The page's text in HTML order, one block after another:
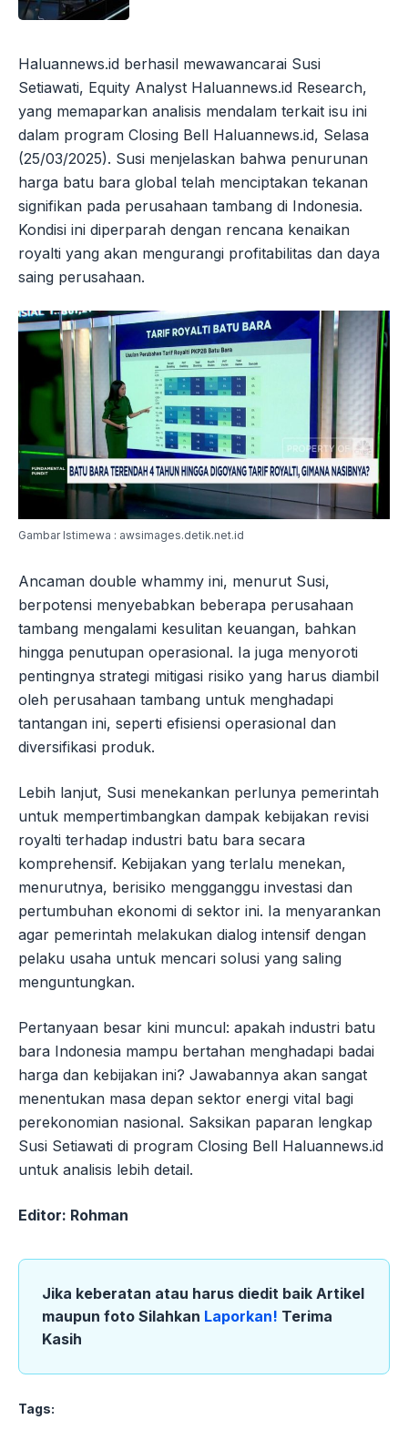
Haluannews.id berhasil mewawancarai Susi
Setiawati, Equity Analyst Haluannews.id Research,
yang memaparkan analisis mendalam terkait isu ini
dalam program Closing Bell Haluannews.id, Selasa
(25/03/2025). Susi menjelaskan bahwa penurunan
harga batu bara global telah menciptakan tekanan
signifikan pada perusahaan tambang di Indonesia.
Kondisi ini diperparah dengan rencana kenaikan
royalti yang akan mengurangi profitabilitas dan daya
saing perusahaan.
Gambar Istimewa : awsimages.detik.net.id
Ancaman double whammy ini, menurut Susi,
berpotensi menyebabkan beberapa perusahaan
tambang mengalami kesulitan keuangan, bahkan
hingga penutupan operasional. Ia juga menyoroti
pentingnya strategi mitigasi risiko yang harus diambil
oleh perusahaan tambang untuk menghadapi
tantangan ini, seperti efisiensi operasional dan
diversifikasi produk.
Lebih lanjut, Susi menekankan perlunya pemerintah
untuk mempertimbangkan dampak kebijakan revisi
royalti terhadap industri batu bara secara
komprehensif. Kebijakan yang terlalu menekan,
menurutnya, berisiko mengganggu investasi dan
pertumbuhan ekonomi di sektor ini. Ia menyarankan
agar pemerintah melakukan dialog intensif dengan
pelaku usaha untuk mencari solusi yang saling
menguntungkan.
Pertanyaan besar kini muncul: apakah industri batu
bara Indonesia mampu bertahan menghadapi badai
harga dan kebijakan ini? Jawabannya akan sangat
menentukan masa depan sektor energi vital bagi
perekonomian nasional. Saksikan paparan lengkap
Susi Setiawati di program Closing Bell Haluannews.id
untuk analisis lebih detail.
Editor: Rohman
Jika keberatan atau harus diedit baik Artikel
maupun foto Silahkan Laporkan! Terima
Kasih
Tags: